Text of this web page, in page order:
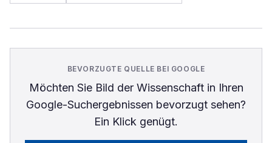
BEVORZUGTE QUELLE BEI GOOGLE
Möchten Sie Bild der Wissenschaftin Ihren
Google-Suchergebnissen bevorzugt sehen?
Ein Klick genügt.